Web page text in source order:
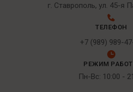
г. Ставрополь, ул. 45-я
ТЕЛЕФОН
+7 (989) 989-
РЕЖИМ
Пн-Вс: 10:00 -